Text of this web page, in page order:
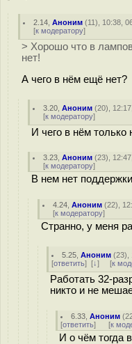
2.14 ,Аноним (11), 10:38,
[к модератору]
> Хорошо что в
нет!
А чего в нём ещё нет?
3.20 ,Аноним (20),
[к модератору]
И чего в нём только
3.23 ,Аноним (23),
[к модератору]
В нем нет
4.24 ,Аноним (22),
[к модератору]
Странно, у меня
5.25 ,Аноним (23),
[ответить] [↓] [к
Работать 32-
никто и не
6.33 ,Аноним (
[ответить] [к
И о чём тогда